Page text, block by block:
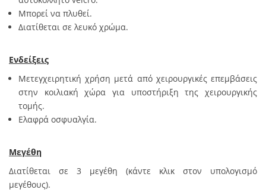
Μπορεί να πλυθεί.
Διατίθεται σε λευκό χρώμα.
Ενδείξεις
Μετεγχειρητική χρήση μετά από χειρουργικές επεμβάσεις
στην κοιλιακή χώρα για υποστήριξη της χειρουργικής
τομής.
Ελαφρά οσφυαλγία.
Μεγέθη
Διατίθεται σε 3 μεγέθη (κάντε κλικ στον υπολογισμό
μεγέθους).